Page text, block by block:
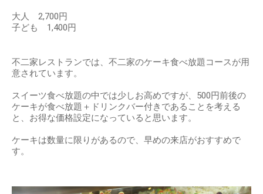
大人 2,700円
子ども 1,400円
不二家レストランでは、不二家のケーキ食べ放題コースが用
意されています。
スイーツ食べ放題の中では少しお高めですが、500円前後の
ケーキが食べ放題＋ドリンクバー付きであることを考える
と、お得な価格設定になっていると思います。
ケーキは数量に限りがあるので、早めの来店がおすすめで
す。